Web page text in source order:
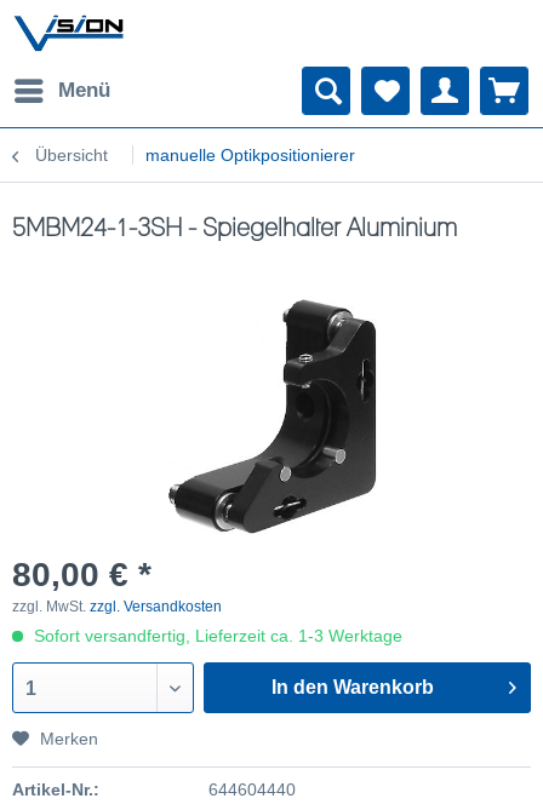
Menü
Übersicht manuelle Optikpositionierer
5MBM24-1-3SH - Spiegelhalter Aluminium
80,00 € *
zzgl. MwSt. zzgl. Versandkosten
Sofort versandfertig, Lieferzeit ca. 1-3 Werktage
1 In den Warenkorb
Merken
Artikel-Nr.:
644604440